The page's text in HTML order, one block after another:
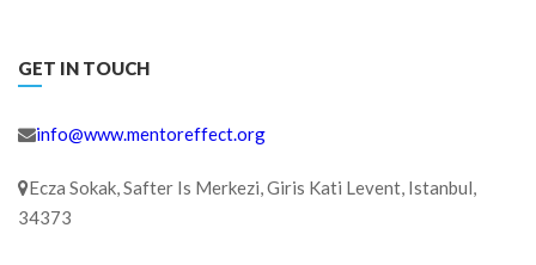
GET IN TOUCH
info@www.mentoreffect.org
Ecza Sokak, Safter Is Merkezi, Giris Kati Levent, Istanbul,
34373